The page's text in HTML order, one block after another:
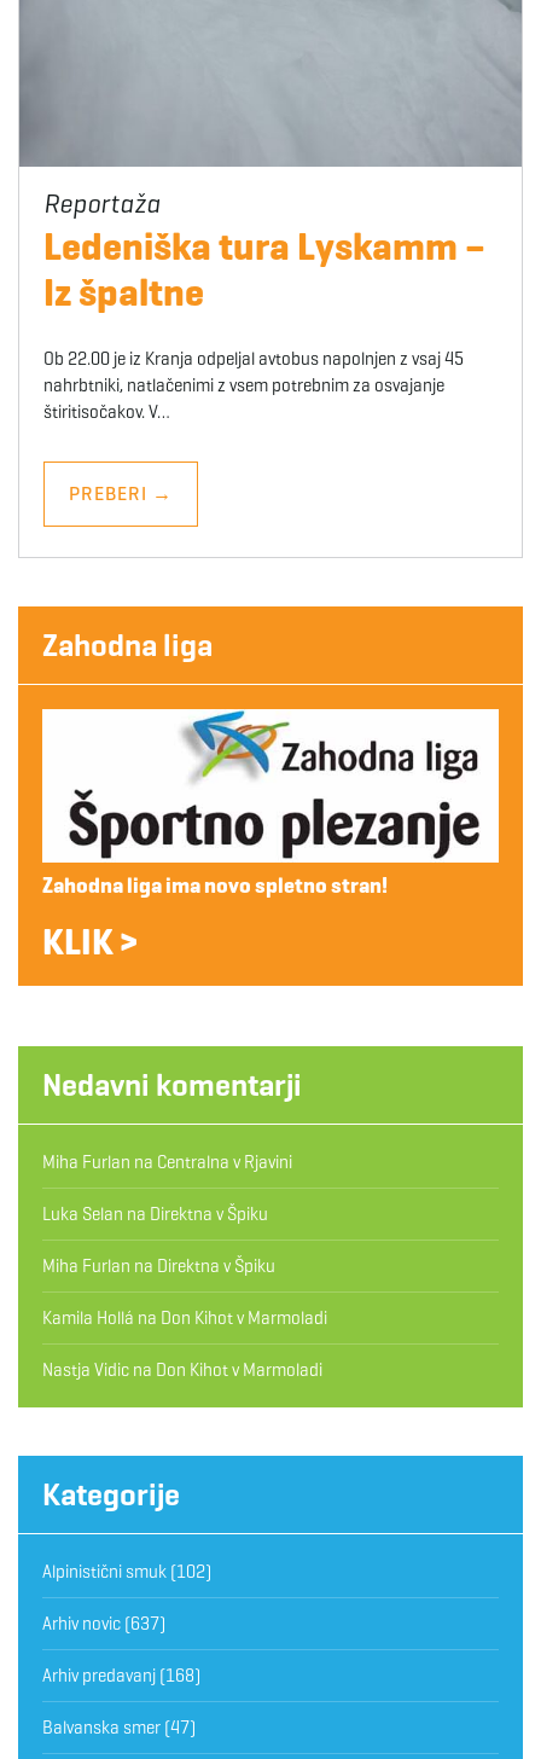
Ledeniška tura Lyskamm –
Iz špaltne
Ob 22.00 je iz Kranja odpeljal avtobus napolnjen z vsaj 45
nahrbtniki, natlačenimi z vsem potrebnim za osvajanje
štiritisočakov. V…
PREBERI →
Zahodna liga
Zahodna liga ima novo spletno stran!
KLIK >
Nedavni komentarji
Miha Furlan na Centralna v Rjavini
Luka Selan na Direktna v Špiku
Miha Furlan na Direktna v Špiku
Kamila Hollá na Don Kihot v Marmoladi
Nastja Vidic na Don Kihot v Marmoladi
Kategorije
Alpinistični smuk (102)
Arhiv novic (637)
Arhiv predavanj (168)
Balvanska smer (47)